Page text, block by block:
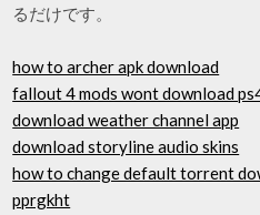
るだけです。
how to archer apk download
fallout 4 mods wont download
download weather channel app
download storyline audio skins
how to change default torrent
pprgkht